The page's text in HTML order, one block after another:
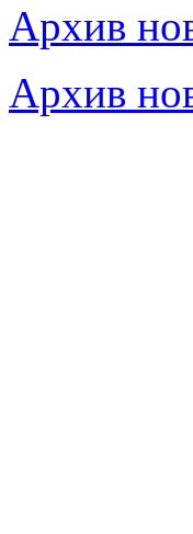
Архив
Архив